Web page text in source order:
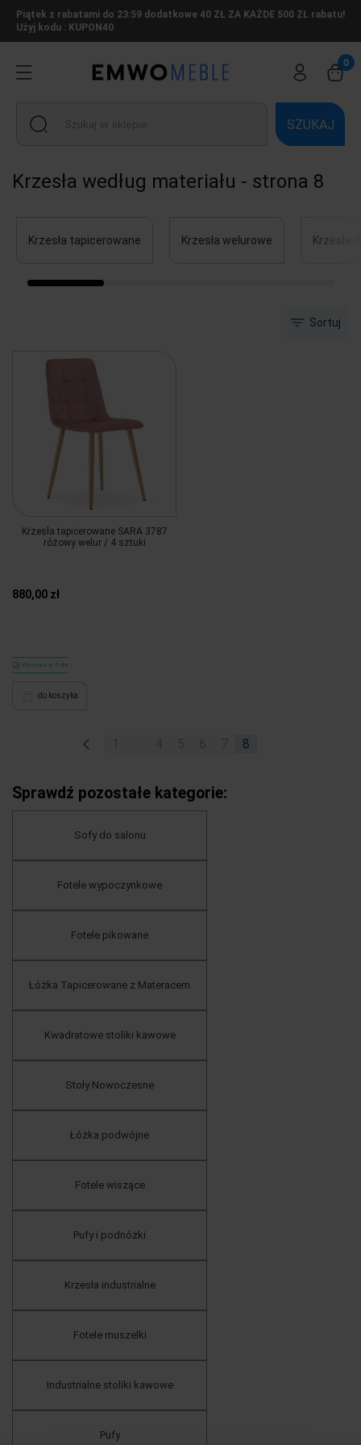
Piątek z rabatami do 23:59 dodatkowe 40 ZŁ ZA KAŻDE 500 ZŁ rabatu!
Użyj kodu : KUPON40
SZUKAJ
Krzesła według materiału - strona 8
Krzesła tapicerowane Krzesła welurowe Krzesła
Sortuj
Krzesła tapicerowane SARA 3787
różowy welur / 4 sztuki
880,00 zł
Wysyłka w 5 dni
do koszyka
« 8
Sprawdź pozostałe kategorie:
Sofy do salonu
Fotele wypoczynkowe
Fotele pikowane
Łóżka Tapicerowane z Materacem
Kwadratowe stoliki kawowe
Stoły Nowoczesne
Łóżka podwójne
Fotele wiszące
Pufy i podnóżki
Krzesła industrialne
Fotele muszelki
Industrialne stoliki kawowe
Pufy